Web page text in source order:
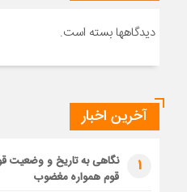
دیدگاهها بسته است.
آخرین اخبار
1
نگاهی به تاریخ و وضعیت
قوم همواره مغضوب